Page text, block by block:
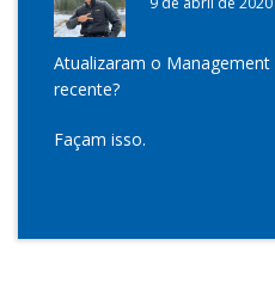
Atualizaram o
recente?
Façam isso.